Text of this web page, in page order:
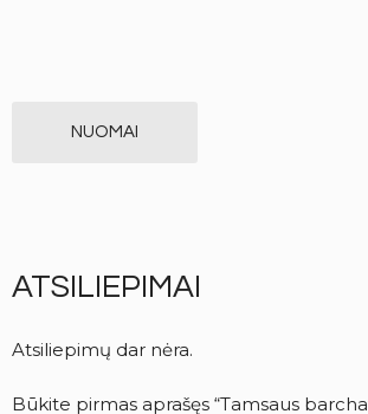
NUOMAI
ATSILIEPIMAI
Atsiliepimų dar nėra.
Būkite pirmas aprašęs “Tamsaus